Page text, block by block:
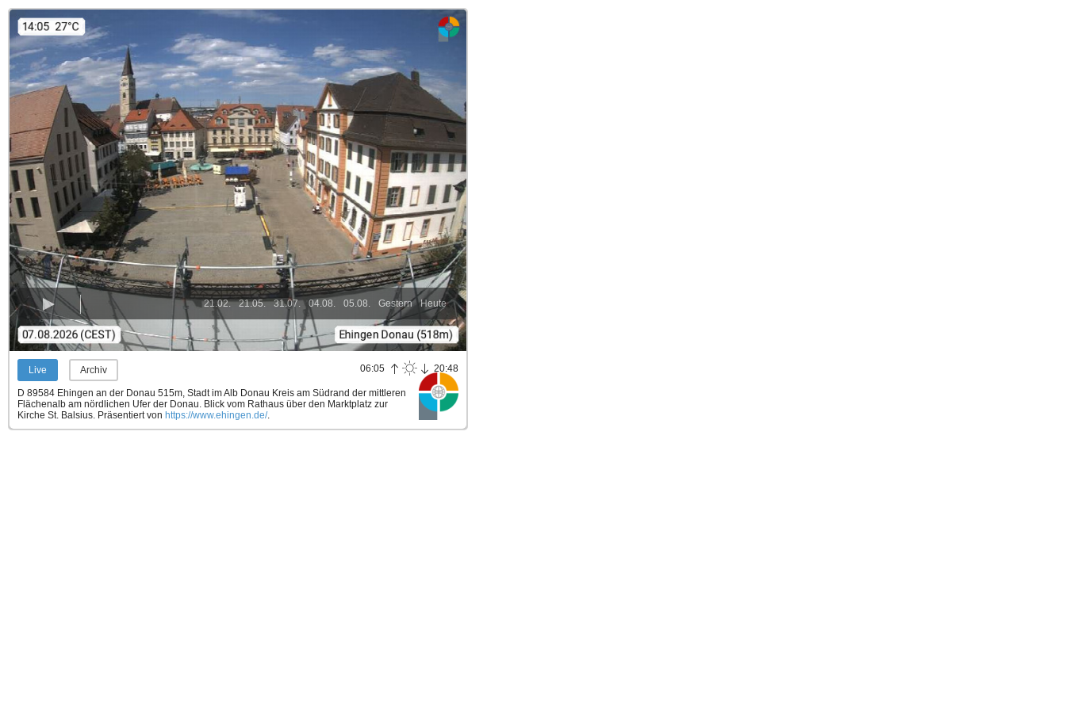
Heute
Gestern
05.08.
04.08.
31.07.
21.05.
21.02.
Live Archiv 06:05 20:48
D 89584 Ehingen an der Donau 515m, Stadt im Alb Donau Kreis am Südrand der mittleren
Flächenalb am nördlichen Ufer der Donau. Blick vom Rathaus über den Marktplatz zur
Kirche St. Balsius. Präsentiert von https://www.ehingen.de/.